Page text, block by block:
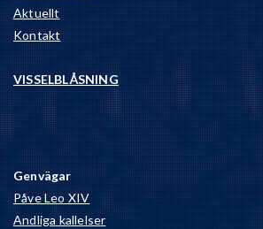
Aktuellt
Kontakt
VISSELBLÅSNING
Genvägar
Påve Leo XIV
Andliga kallelser